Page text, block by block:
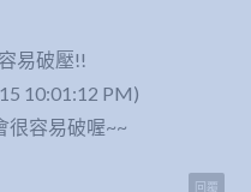
易破壓!!
10:01:12 PM)
很容易破喔~~
回覆